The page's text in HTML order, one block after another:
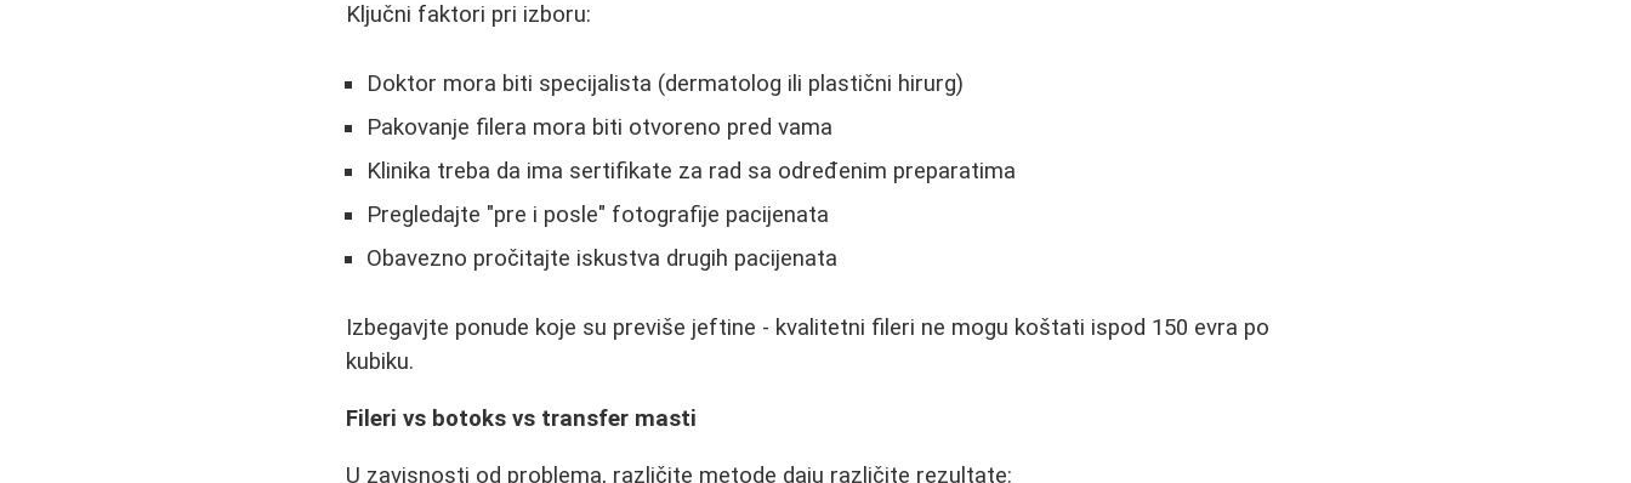
Ključni faktori pri izboru:
Doktor mora biti specijalista (dermatolog ili plastični hirurg)
Pakovanje filera mora biti otvoreno pred vama
Klinika treba da ima sertifikate za rad sa određenim preparatima
Pregledajte "pre i posle" fotografije pacijenata
Obavezno pročitajte iskustva drugih pacijenata
Izbegavjte ponude koje su previše jeftine - kvalitetni fileri ne mogu koštati ispod 150 evra po
kubiku.
Fileri vs botoks vs transfer masti
U zavisnosti od problema, različite metode daju različite rezultate: